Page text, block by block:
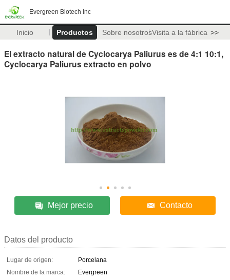
Evergreen Biotech Inc
Inicio Productos Sobre nosotrosVisita a la fábrica >>
El extracto natural de Cyclocarya Paliurus es de 4:1 10:1,
Cyclocarya Paliurus extracto en polvo
Mejor precio Contacto
Datos del producto
Lugar de origen:
Porcelana
Nombre de la marca:
Evergreen